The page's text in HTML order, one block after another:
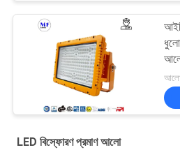
LED বিস্ফোরণ প্রমাণ আলো